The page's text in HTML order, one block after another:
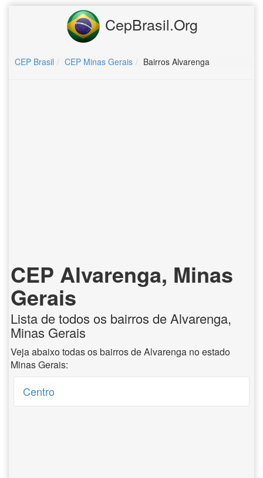
CepBrasil.Org
CEP Brasil CEP Minas Gerais Bairros Alvarenga
CEP Alvarenga, Minas
Gerais
Lista de todos os bairros de Alvarenga,
Minas Gerais
Veja abaixo todas os bairros de Alvarenga no estado
Minas Gerais:
Centro